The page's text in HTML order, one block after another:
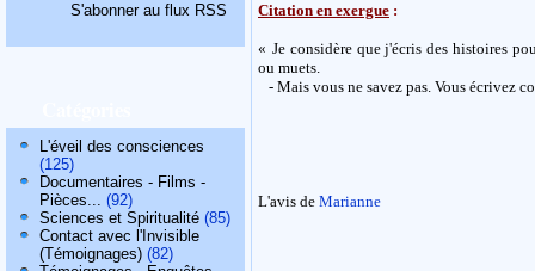
S'abonner au flux RSS
L'éveil des consciences
(125)
Documentaires - Films -
Pièces... (92)
Sciences et Spiritualité (85)
Contact avec l'Invisible
(Témoignages) (82)
Citation en exergue :
« Je considère que j'écris des histoires
ou muets.
- Mais vous ne savez pas. Vous écrivez
L'avis de Marianne